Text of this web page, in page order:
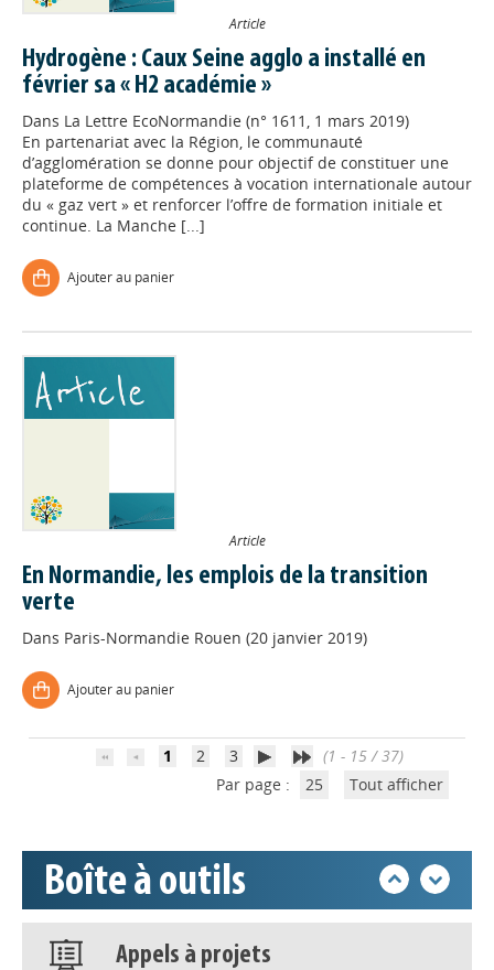
Article
Hydrogène : Caux Seine agglo a installé en
février sa « H2 académie »
Dans La Lettre EcoNormandie (n° 1611, 1 mars 2019)
En partenariat avec la Région, le communauté
d’agglomération se donne pour objectif de constituer une
plateforme de compétences à vocation internationale autour
du « gaz vert » et renforcer l’offre de formation initiale et
continue. La Manche [...]
Ajouter au panier
Article
En Normandie, les emplois de la transition
verte
Dans Paris-Normandie Rouen (20 janvier 2019)
Ajouter au panier
1 2 3
(1 - 15 / 37)
Par page :
25 Tout afficher
Boîte à outils
Appels à projets
déconnecter)
Nos veilles Scoop.it
Appels à projets